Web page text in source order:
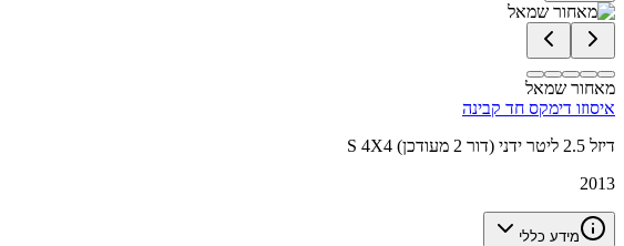
מאחור שמאל
איסוזו דימקס חד קבינה
S 4X4 דיזל 2.5 ליטר ידני (דור 2 מעודכן)
2013
מידע כללי